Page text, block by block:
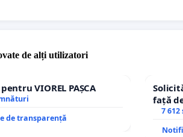
de alți utilizatori
VIOREL PAȘCA
de transparență
față
7